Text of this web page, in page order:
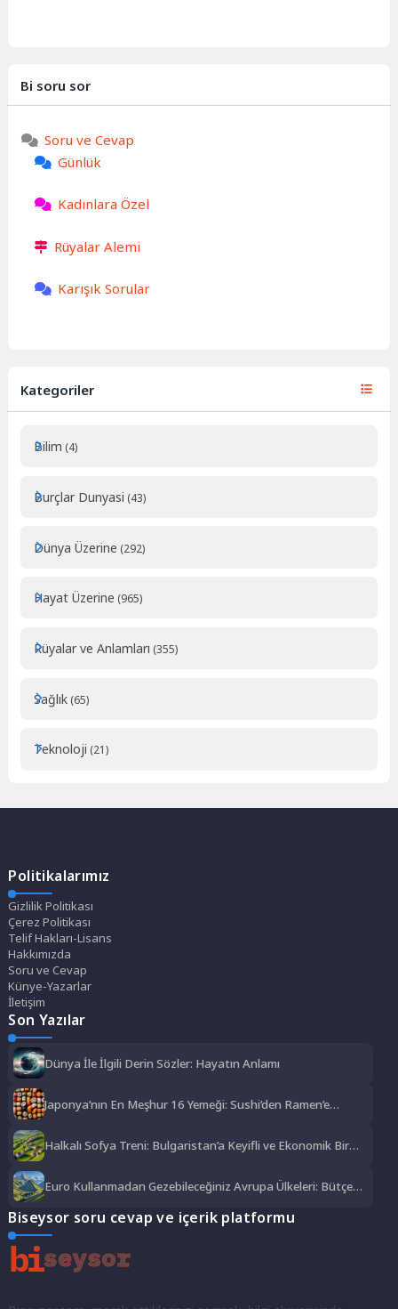
Bi soru sor
Soru ve Cevap
Günlük
Kadınlara Özel
Rüyalar Alemi
Karışık Sorular
Kategoriler
Bilim (4)
Burçlar Dunyasi (43)
Dünya Üzerine (292)
Hayat Üzerine (965)
Rüyalar ve Anlamları (355)
Sağlık (65)
Teknoloji (21)
Politikalarımız
Gizlilik Politikası
Çerez Politikası
Telif Hakları-Lisans
Hakkımızda
Soru ve Cevap
Künye-Yazarlar
İletişim
Son Yazılar
Dünya İle İlgili Derin Sözler: Hayatın Anlamı
Japonya’nın En Meşhur 16 Yemeği: Sushi’den Ramen’e
Halkalı Sofya Treni: Bulgaristan’a Keyifli ve Ekonomik Bir
Euro Kullanmadan Gezebileceğiniz Avrupa Ülkeleri: Bütçe
Biseysor soru cevap ve içerik platformu